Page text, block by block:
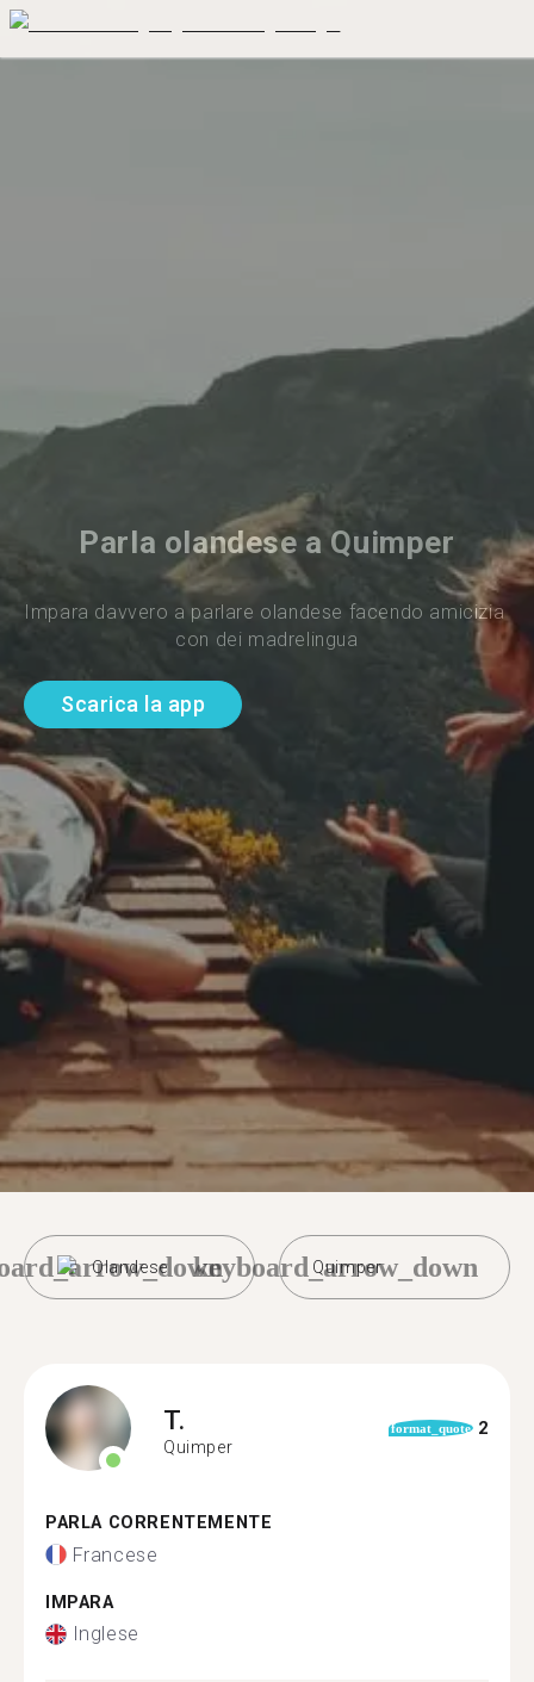
Parla olandese a Quimper
Impara davvero a parlare olandese facendo amicizia
con dei madrelingua
Scarica la app
Olandese Quimper
keyboard_arrow_down
T.
Quimper
format_quote 2
PARLA CORRENTEMENTE
Francese
IMPARA
Inglese